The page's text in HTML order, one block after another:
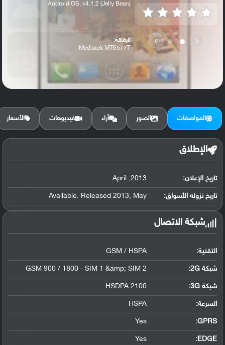
‹
›
Android OS, v4.1.2 (Jelly Bean)
الرقاقة:
Mediatek MT6577T
الرام / التخزين:
المواصفات الصور آراء فيديوهات الأسعار
الإطلاق
تاريخ الإعلان: 2013, April
تاريخ نزوله الأسواق: Available. Released 2013, May
شبكة الاتصال
التقنية: GSM / HSPA
شبكة 2G: GSM 900 / 1800 - SIM 1 &amp; SIM 2
شبكة 3G :
HSDPA 2100
السرعة: HSPA
GPRS:
Yes
EDGE:
Yes